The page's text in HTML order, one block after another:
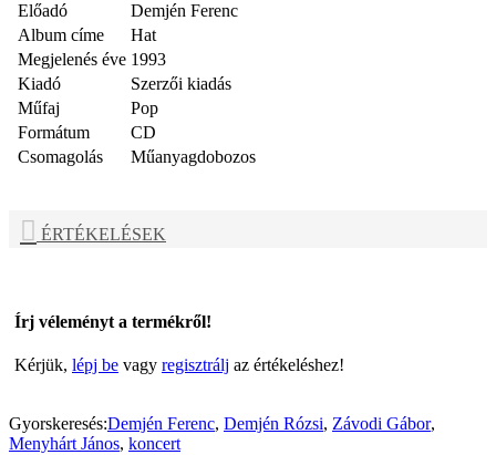
Előadó
Demjén Ferenc
Album címe
Hat
Megjelenés éve 1993
Kiadó
Szerzői kiadás
Műfaj
Pop
Formátum
CD
Csomagolás
Műanyagdobozos
ÉRTÉKELÉSEK
Írj véleményt a termékről!
Kérjük, lépj be vagy regisztrálj az értékeléshez!
Gyorskeresés:Demjén Ferenc, Demjén Rózsi, Závodi Gábor,
Menyhárt János, koncert